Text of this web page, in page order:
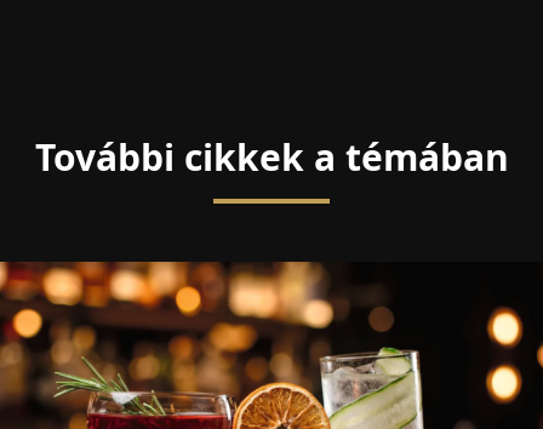
További cikkek a témában